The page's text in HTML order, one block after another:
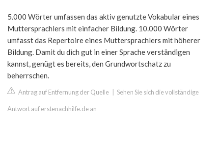
5.000 Wörter umfassen das aktiv genutzte Vokabular eines
Muttersprachlers mit einfacher Bildung. 10.000 Wörter
umfasst das Repertoire eines Muttersprachlers mit höherer
Bildung. Damit du dich gut in einer Sprache verständigen
kannst, genügt es bereits, den Grundwortschatz zu
beherrschen.
Antrag auf Entfernung der Quelle Sehen Sie sich die vollständige
Antwort auf erstenachhilfe.de an